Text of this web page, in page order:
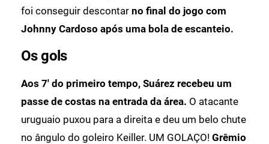
foi conseguir descontar no final do jogo com
Johnny Cardoso após uma bola de escanteio.
Os gols
Aos 7' do primeiro tempo, Suárez recebeu um
passe de costas na entrada da área. O atacante
uruguaio puxou para a direita e deu um belo chute
no ângulo do goleiro Keiller. UM GOLAÇO! Grêmio